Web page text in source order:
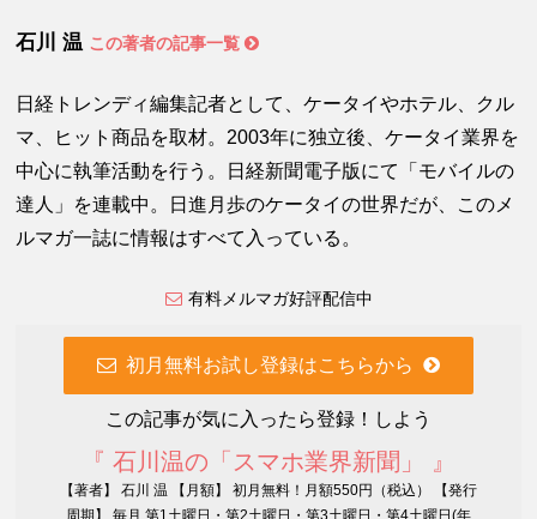
石川 温 この著者の記事一覧
日経トレンディ編集記者として、ケータイやホテル、クル
マ、ヒット商品を取材。2003年に独立後、ケータイ業界を
中心に執筆活動を行う。日経新聞電子版にて「モバイルの
達人」を連載中。日進月歩のケータイの世界だが、このメ
ルマガ一誌に情報はすべて入っている。
有料メルマガ好評配信中
初月無料お試し登録はこちらから
この記事が気に入ったら登録！しよう
『 石川温の「スマホ業界新聞」 』
【著者】 石川 温 【月額】 初月無料！月額550円（税込） 【発行